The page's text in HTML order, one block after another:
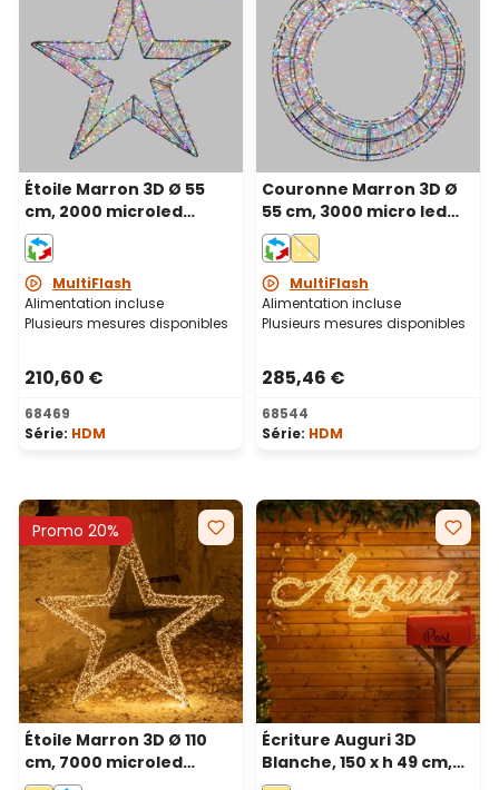
Étoile Marron 3D Ø 55
cm, 2000 microled
haute densité RGB
couleurs changeantes,
intérieur
MultiFlash
Alimentation incluse
Plusieurs mesures disponibles
210,60 €
68469
Série: HDM
Couronne Marron 3D Ø
55 cm, 3000 micro led
haute densité RGB
couleurs changeantes,
intérieur
MultiFlash
Alimentation incluse
Plusieurs mesures disponibles
285,46 €
68544
Série: HDM
Promo 20%
Étoile Marron 3D Ø 110
cm, 7000 microled
haute densité blanc
Écriture Auguri 3D
Blanche, 150 x h 49 cm,
4000 microled blancc